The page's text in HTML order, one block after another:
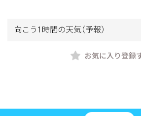
向こう1時間の天気（予報）
お気に入り登録